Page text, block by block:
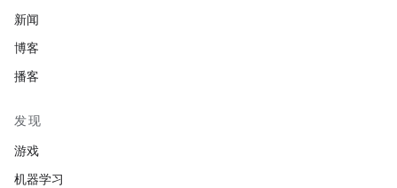
新闻
博客
播客
发现
游戏
机器学习